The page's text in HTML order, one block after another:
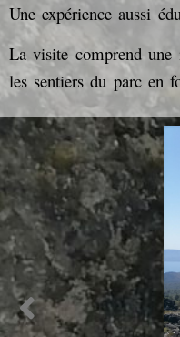
Une expérience aussi
La visite comprend une
les sentiers du parc en